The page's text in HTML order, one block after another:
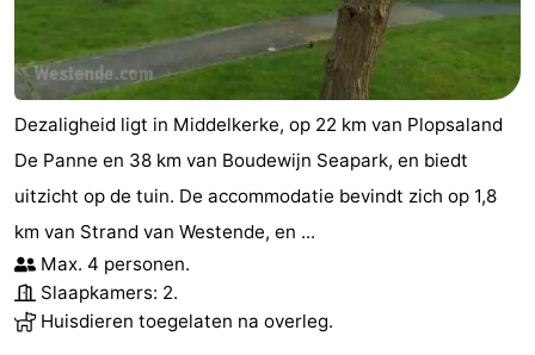
Dezaligheid ligt in Middelkerke, op 22 km van Plopsaland
De Panne en 38 km van Boudewijn Seapark, en biedt
uitzicht op de tuin. De accommodatie bevindt zich op 1,8
km van Strand van Westende, en ...
Max. 4 personen.
Slaapkamers: 2.
Huisdieren toegelaten na overleg.